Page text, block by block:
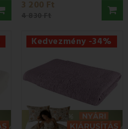
3 200 Ft
Kedvezmény -34%